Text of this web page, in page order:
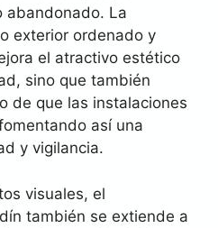
abandonado. La
exterior ordenado y
el atractivo estético
sino que también
de que las instalaciones
así una
y vigilancia.
visuales, el
también se extiende a